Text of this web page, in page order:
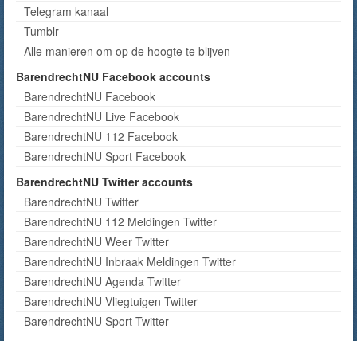
Telegram kanaal
Tumblr
Alle manieren om op de hoogte te blijven
BarendrechtNU Facebook accounts
BarendrechtNU Facebook
BarendrechtNU Live Facebook
BarendrechtNU 112 Facebook
BarendrechtNU Sport Facebook
BarendrechtNU Twitter accounts
BarendrechtNU Twitter
BarendrechtNU 112 Meldingen Twitter
BarendrechtNU Weer Twitter
BarendrechtNU Inbraak Meldingen Twitter
BarendrechtNU Agenda Twitter
BarendrechtNU Vliegtuigen Twitter
BarendrechtNU Sport Twitter